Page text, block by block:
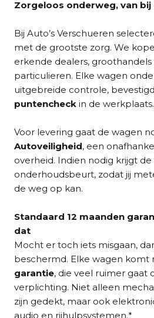
Zorgeloos onderweg, van
Bij Auto’s Verschueren
met de grootste zorg. We
erkende dealers,
particulieren. Elke wagen
uitgebreide controle,
puntencheck in de werkplaats.
Voor levering gaat de wagen
Autoveiligheid, een
overheid. Indien nodig krijgt
onderhoudsbeurt, zodat jij
de weg op kan.
Standaard 12 maanden
dat
Mocht er toch iets misgaan,
beschermd. Elke wagen komt
garantie, die veel ruimer gaat
verplichting. Niet alleen
zijn gedekt, maar ook
audio en rijhulpsystemen.*